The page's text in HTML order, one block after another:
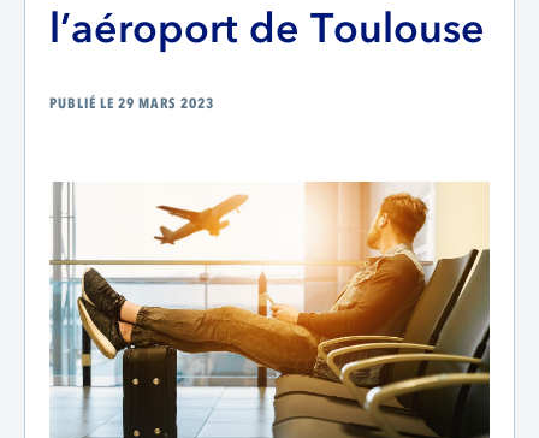
l’aéroport de Toulouse
PUBLIÉ LE 29 MARS 2023